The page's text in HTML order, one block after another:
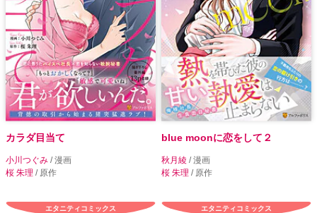
カラダ目当て
小川つぐみ / 漫画
桜 朱理 / 原作
blue moonに恋をして２
秋月綾 / 漫画
桜 朱理 / 原作
エタニティコミックス エタニティコミックス